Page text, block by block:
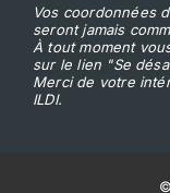
Vos coordonnées
seront jamais
À tout moment
sur le lien "Se
Merci de votre
ILDI.